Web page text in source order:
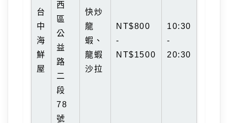
台
中
海
鮮
屋
西
區
公
益
路
二
段
78
號
快炒
龍
蝦、
龍蝦
沙拉
NT$800
-
NT$1500
10:30
-
20:30